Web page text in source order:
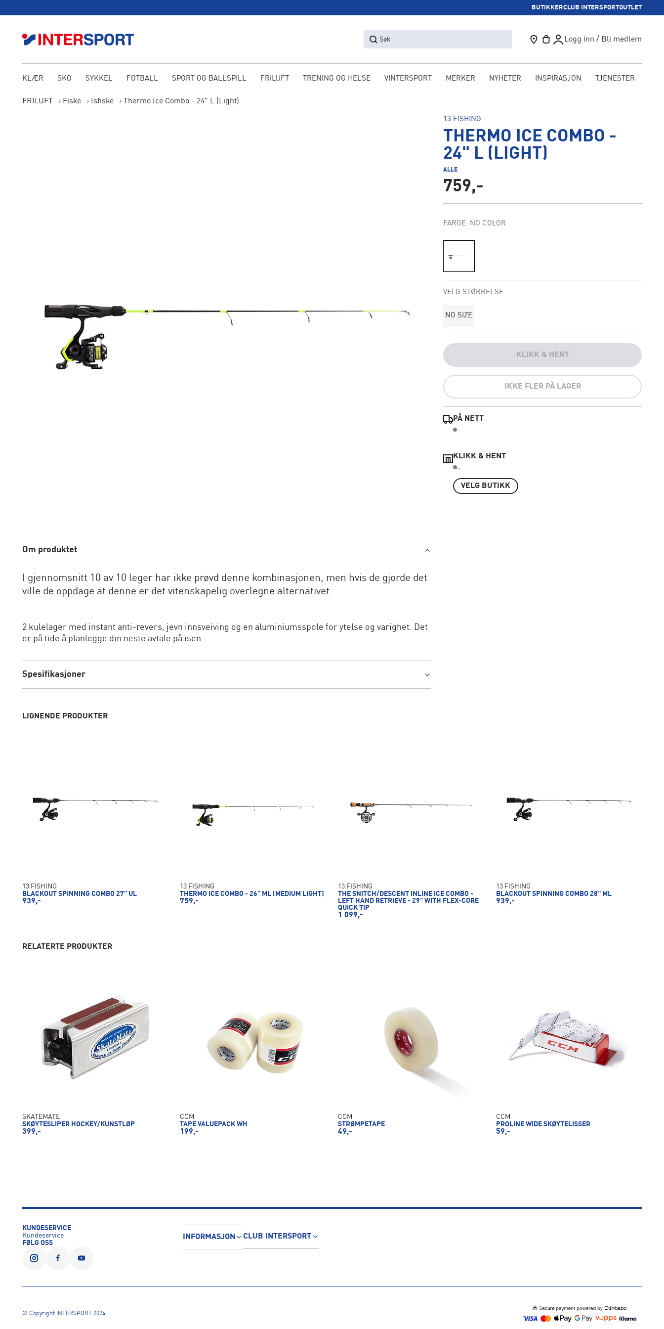
BUTIKKERCLUB INTERSPORTOUTLET
Søk Logg inn / Bli medlem
KLÆR SKO SYKKEL FOTBALL SPORT OG BALLSPILL FRILUFT TRENING OG HELSE VINTERSPORT MERKER NYHETER INSPIRASJON TJENESTER
FRILUFT Fiske Isfiske Thermo Ice Combo - 24" L (Light)
Om produktet
I gjennomsnitt 10 av 10 leger har ikke prøvd denne kombinasjonen, men hvis de gjorde det
ville de oppdage at denne er det vitenskapelig overlegne alternativet.
2 kulelager med instant anti-revers, jevn innsveiving og en aluminiumsspole for ytelse og varighet. Det
er på tide å planlegge din neste avtale på isen.
Spesifikasjoner
13 FISHING
THERMO ICE COMBO -
24" L (LIGHT)
ALLE
759,-
FARGE: NO COLOR
VELG STØRRELSE
NO SIZE
KLIKK & HENT
IKKE FLER PÅ LAGER
PÅ NETT
...
KLIKK & HENT
..
VELG BUTIKK
LIGNENDE PRODUKTER
13 FISHING
BLACKOUT SPINNING COMBO 27" UL
939,-
13 FISHING
THERMO ICE COMBO - 26" ML (MEDIUM LIGHT)
759,-
13 FISHING
THE SNITCH/DESCENT INLINE ICE COMBO -
LEFT HAND RETRIEVE - 29" WITH FLEX-CORE
QUICK TIP
1 099,-
13 FISHING
BLACKOUT SPINNING COMBO 28" ML
939,-
RELATERTE PRODUKTER
SKATEMATE
SKØYTESLIPER HOCKEY/KUNSTLØP
399,-
CCM
TAPE VALUEPACK WH
199,-
CCM
STRØMPETAPE
49,-
CCM
PROLINE WIDE SKØYTELISSER
59,-
KUNDESERVICE
Kundeservice
FØLG OSS
INFORMASJON CLUB INTERSPORT
© Copyright INTERSPORT 2024